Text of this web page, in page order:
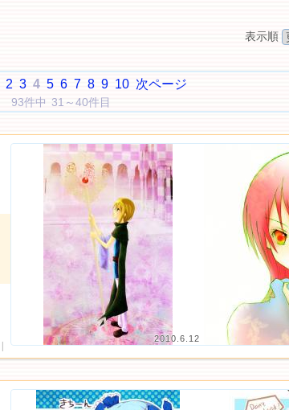
表示順
2 3 4 5 6 7 8 9 10 次ページ
93件中 31～40件目
2010.6.12